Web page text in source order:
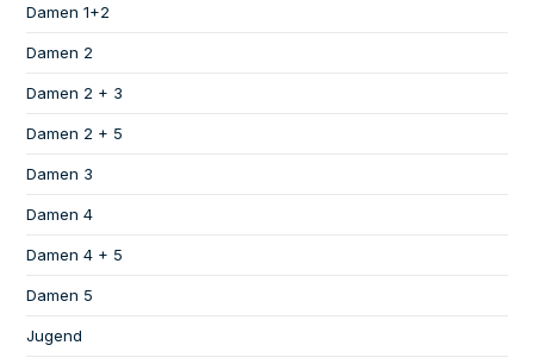
Damen 1+2
Damen 2
Damen 2 + 3
Damen 2 + 5
Damen 3
Damen 4
Damen 4 + 5
Damen 5
Jugend